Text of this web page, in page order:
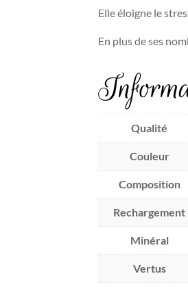
Elle éloigne le
En plus de ses
Qualité
Couleur
Composition
Rechargement
Minéral
Vertus